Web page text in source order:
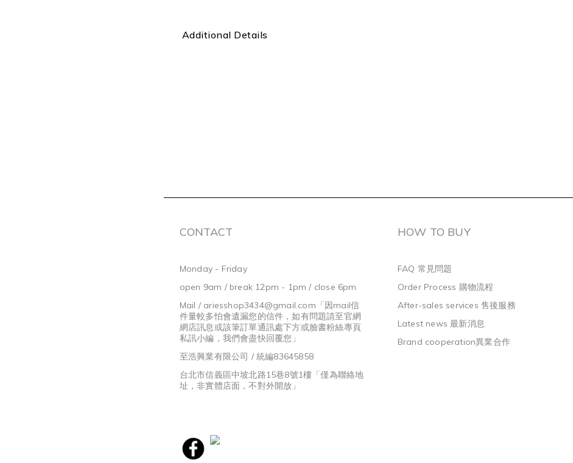
Additional Details
CONTACT
Monday - Friday
open 9am / break 12pm - 1pm / close 6pm
Mail / ariesshop3434@gmail.com 「因mail信
件量較多怕會遺漏您的信件，如有問題請至官網
網店訊息或該筆訂單通訊處下方或臉書粉絲專頁
私訊小編，我們會盡快回覆您」
至浩興業有限公司 / 統編83645858
台北市信義區中坡北路15巷8號1樓「僅為聯絡地
址，非實體店面，不對外開放」
HOW TO BUY
FAQ 常見問題
Order Process 購物流程
After-sales services 售後服務
Latest news 最新消息
Brand cooperation異業合作